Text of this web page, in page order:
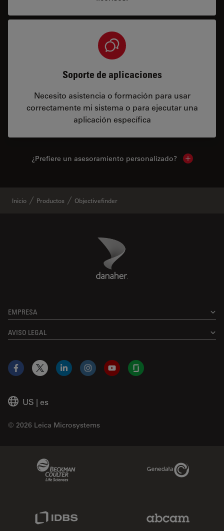
Soporte de aplicaciones
Necesito asistencia o formación para usar
correctamente mi sistema o para ejecutar una
aplicación específica
¿Prefiere un asesoramiento personalizado? Show local
Inicio Productos Objectivefinder
Danaher Logo
EMPRESA
AVISO LEGAL
US | es
© 2026 Leica Microsystems
Facebook
X LinkedInInstagramYouTubeGlassdoor
Genedata Link